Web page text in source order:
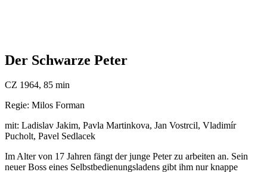
Der Schwarze Peter
CZ 1964, 85 min
Regie: Milos Forman
mit: Ladislav Jakim, Pavla Martinkova, Jan Vostrcil, Vladimí­r
Pucholt, Pavel Sedlacek
Im Alter von 17 Jahren fängt der junge Peter zu arbeiten an. Sein
neuer Boss eines Selbstbedienungsladens gibt ihm nur knappe